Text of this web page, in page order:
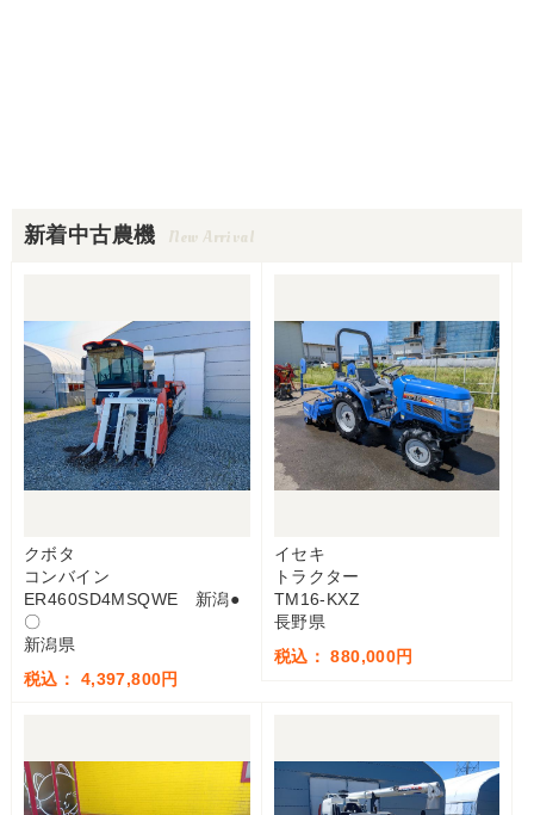
新着中古農機 New Arrival
クボタ
コンバイン
ER460SD4MSQWE 新潟●
〇
新潟県
税込： 4,397,800円
イセキ
トラクター
TM16-KXZ
長野県
税込： 880,000円